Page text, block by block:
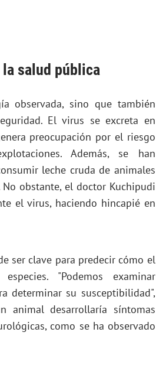
salud pública
observada, sino que también
El virus se excreta en
preocupación por el riesgo
Además, se han
leche cruda de animales
No obstante, el doctor Kuchipudi
el virus, haciendo hincapié en
ser clave para predecir cómo el
"Podemos examinar
determinar su susceptibilidad",
animal desarrollaría síntomas
como se ha observado